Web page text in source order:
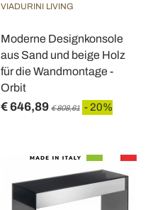
VIADURINI LIVING
Moderne Designkonsole
aus Sand und beige Holz
für die Wandmontage -
Orbit
€ 646,89 € 808,61 - 20%